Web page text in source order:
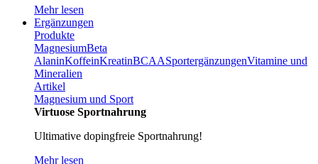
Mehr lesen
Ergänzungen
Produkte
MagnesiumBeta
AlaninKoffeinKreatinBCAASportergänzungenVitamine und
Mineralien
Artikel
Magnesium und Sport
Virtuose Sportnahrung
Ultimative dopingfreie Sportnahrung!
Mehr lesen